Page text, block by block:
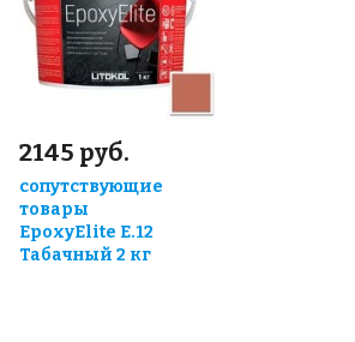
2145 руб.
сопутствующие
товары
EpoxyElite E.12
Табачный 2 кг